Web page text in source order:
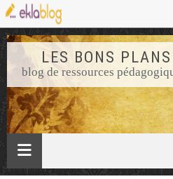
LES BONS
blog de ressources